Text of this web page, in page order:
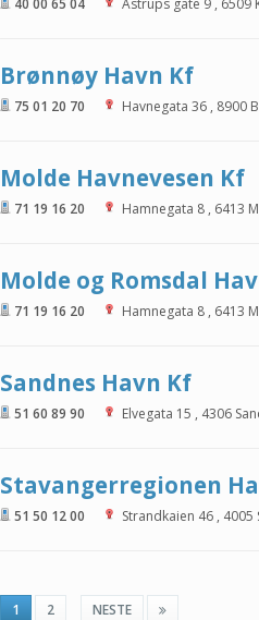
40 00 65 04 Astrups gate 9 , 6509
Brønnøy Havn Kf
75 01 20 70 Havnegata 36 , 8900
Molde Havnevesen Kf
71 19 16 20 Hamnegata 8 , 6413
Molde og Romsdal
71 19 16 20 Hamnegata 8 , 6413
Sandnes Havn Kf
51 60 89 90 Elvegata 15 , 4306
Stavangerregionen
51 50 12 00 Strandkaien 46 , 4005
1 2 NESTE